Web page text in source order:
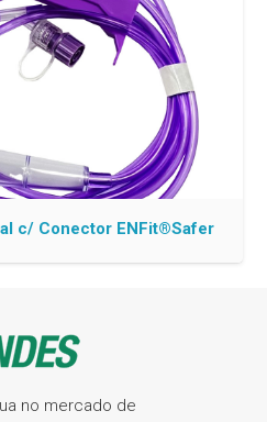
c/ Conector ENFit®Safer
no mercado de